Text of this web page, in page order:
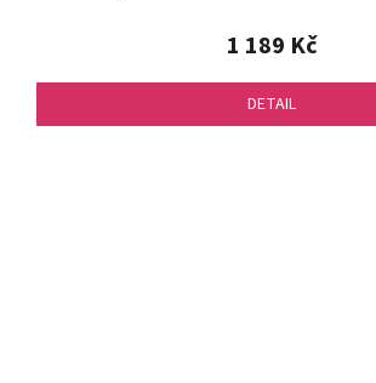
5
hvězdiček.
1 189 Kč
DETAIL